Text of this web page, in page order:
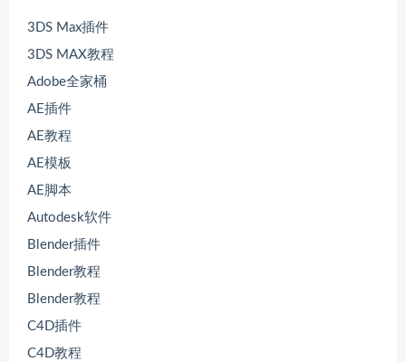
3DS Max插件
3DS MAX教程
Adobe全家桶
AE插件
AE教程
AE模板
AE脚本
Autodesk软件
Blender插件
Blender教程
Blender教程
C4D插件
C4D教程